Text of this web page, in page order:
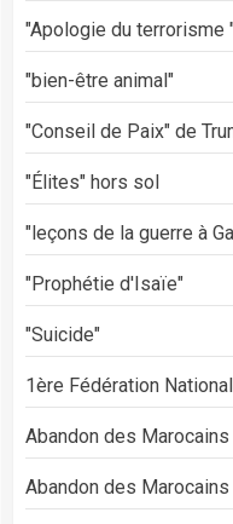
"Apologie du terrorisme
"bien-être animal"
"Conseil de Paix" de
"Élites" hors sol
"leçons de la guerre à
"Prophétie d'Isaïe"
"Suicide"
1ère Fédération
Abandon des
Abandon des